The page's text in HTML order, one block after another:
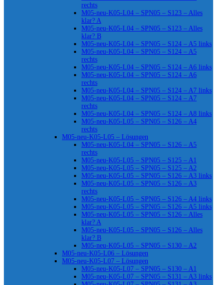
rechts
M05-neu-K05-L04 – SPN05 – S123 – Alles
klar? A
M05-neu-K05-L04 – SPN05 – S123 – Alles
klar? B
M05-neu-K05-L04 – SPN05 – S124 – A5 links
M05-neu-K05-L04 – SPN05 – S124 – A5
rechts
M05-neu-K05-L04 – SPN05 – S124 – A6 links
M05-neu-K05-L04 – SPN05 – S124 – A6
rechts
M05-neu-K05-L04 – SPN05 – S124 – A7 links
M05-neu-K05-L04 – SPN05 – S124 – A7
rechts
M05-neu-K05-L04 – SPN05 – S124 – A8 links
M05-neu-K05-L05 – SPN05 – S126 – A4
rechts
M05-neu-K05-L05 – Lösungen
M05-neu-K05-L04 – SPN05 – S126 – A5
rechts
M05-neu-K05-L05 – SPN05 – S125 – A1
M05-neu-K05-L05 – SPN05 – S125 – A2
M05-neu-K05-L05 – SPN05 – S126 – A3 links
M05-neu-K05-L05 – SPN05 – S126 – A3
rechts
M05-neu-K05-L05 – SPN05 – S126 – A4 links
M05-neu-K05-L05 – SPN05 – S126 – A5 links
M05-neu-K05-L05 – SPN05 – S126 – Alles
klar? A
M05-neu-K05-L05 – SPN05 – S126 – Alles
klar? B
M05-neu-K05-L05 – SPN05 – S130 – A2
M05-neu-K05-L06 – Lösungen
M05-neu-K05-L07 – Lösungen
M05-neu-K05-L07 – SPN05 – S130 – A1
M05-neu-K05-L07 – SPN05 – S131 – A3 links